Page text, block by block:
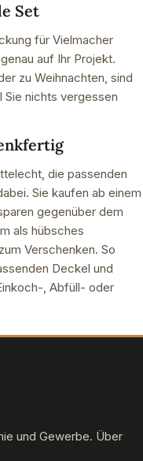
Set
für Vielmacher
auf Ihr Projekt.
zu Weihnachten, sind
Sie nichts vergessen
die passenden
Sie kaufen ab einem
gegenüber dem
als hübsches
Verschenken. So
Deckel und
, Abfüll- oder
und Gewerbe. Über